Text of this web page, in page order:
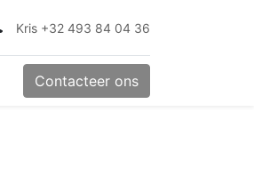
Kris +32 493 84 04 36
Contacteer ons